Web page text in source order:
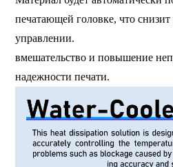
печатающей головке, что
управлении.
вмешательство и повышение
надежности печати.